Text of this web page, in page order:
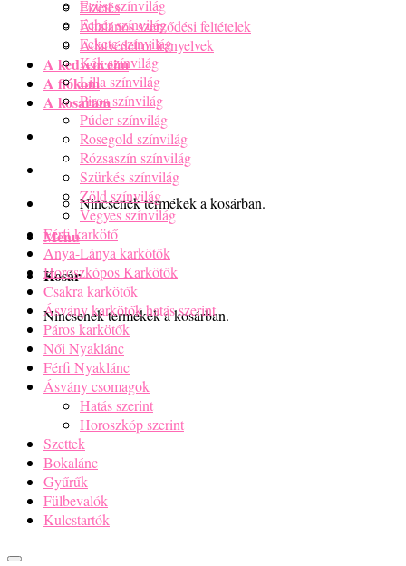
Fizetés
Általános szerződési feltételek
Adatvédelmi irányelvek
A kedvenceim
A fiókom
A kosaram
Nincsenek termékek a kosárban.
Menu
Kosár
Nincsenek termékek a kosárban.
Ezüst színvilág
Fehér színvilág
Fekete színvilág
Kék színvilág
Lilla színvilág
Piros színvilág
Púder színvilág
Rosegold színvilág
Rózsaszín színvilág
Szürkés színvilág
Zöld színvilág
Vegyes színvilág
Férfi karkötő
Anya-Lánya karkötők
Horoszkópos Karkötők
Csakra karkötők
Ásvány karkötők hatás szerint
Páros karkötők
Női Nyaklánc
Férfi Nyaklánc
Ásvány csomagok
Hatás szerint
Horoszkóp szerint
Szettek
Bokalánc
Gyűrűk
Fülbevalók
Kulcstartók